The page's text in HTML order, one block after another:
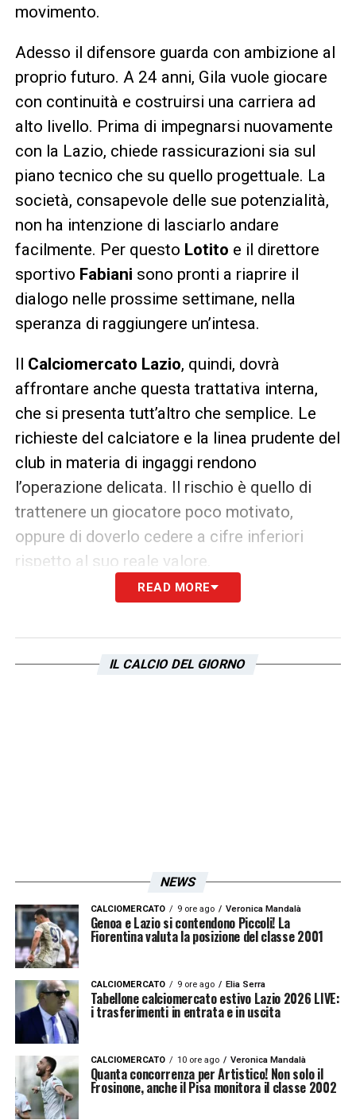
movimento.
Adesso il difensore guarda con ambizione al
proprio futuro. A 24 anni, Gila vuole giocare
con continuità e costruirsi una carriera ad
alto livello. Prima di impegnarsi nuovamente
con la Lazio, chiede rassicurazioni sia sul
piano tecnico che su quello progettuale. La
società, consapevole delle sue potenzialità,
non ha intenzione di lasciarlo andare
facilmente. Per questo Lotito e il direttore
sportivo Fabiani sono pronti a riaprire il
dialogo nelle prossime settimane, nella
speranza di raggiungere un’intesa.
Il Calciomercato Lazio, quindi, dovrà
affrontare anche questa trattativa interna,
che si presenta tutt’altro che semplice. Le
richieste del calciatore e la linea prudente del
club in materia di ingaggi rendono
l’operazione delicata. Il rischio è quello di
trattenere un giocatore poco motivato,
oppure di doverlo cedere a cifre inferiori
rispetto al suo reale valore.
Il caso Gila dimostra come ilCalciomercato
capacità di consolidare e valorizzare i profili
READ MORE
IL CALCIO DEL GIORNO
NEWS
CALCIOMERCATO 9 ore ago Veronica Mandalà
Genoa e Lazio si contendono Piccoli! La
Fiorentina valuta la posizione del classe 2001
CALCIOMERCATO 9 ore ago Elia Serra
Tabellone calciomercato estivo Lazio 2026 LIVE:
i trasferimenti in entrata e in uscita
CALCIOMERCATO 10 ore ago Veronica Mandalà
Quanta concorrenza per Artistico! Non solo il
Frosinone, anche il Pisa monitora il classe 2002